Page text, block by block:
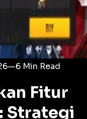
—6 Min Read
Fitur
Strategi